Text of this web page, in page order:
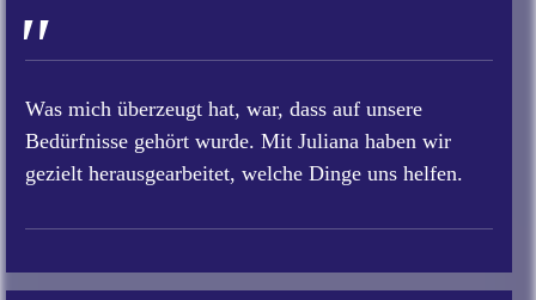
"
Was mich überzeugt hat, war, dass auf unsere
Bedürfnisse gehört wurde. Mit Juliana haben wir
gezielt herausgearbeitet, welche Dinge uns helfen.